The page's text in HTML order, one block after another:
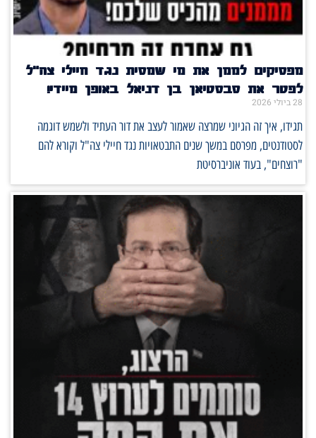
מפסיקים לממן את מי שמסית נגד חיילי צה"ל
לפטר את סבסטיאן בן דניאל באופן מיידי!
28 ביולי 2026
תגידו, איך זה הגיוני שמרצה שאמור לעצב את דור העתיד ולשמש דוגמה
לסטודנטים, מפרסם במשך שנים התבטאויות נגד חיילי צה"ל וקורא להם
"רוצחים", בעוד אוניברסיטת